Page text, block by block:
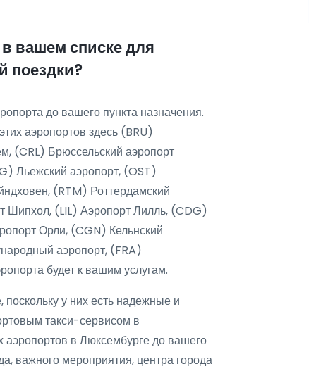
вашем списке для
поездки?
до вашего пункта назначения.
аэропортов здесь (BRU)
(CRL) Брюссельский аэропорт
Льежский аэропорт, (OST)
(RTM) Роттердамский
Шипхол, (LIL) Аэропорт Лилль, (CDG)
Орли, (CGN) Кельнский
аэропорт, (FRA)
будет к вашим услугам.
у них есть надежные и
такси-сервисом в
аэропортов в Люксембурге до вашего
важного мероприятия, центра города